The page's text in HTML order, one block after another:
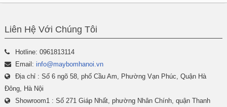
Liên Hệ Với Chúng Tôi
Hotline: 0961813114
Email: info@maybomhanoi.vn
Địa chỉ : Số 6 ngõ 58, phố Cầu Am, Phường Vạn Phúc, Quận Hà
Đông, Hà Nội
Showroom1 : Số 271 Giáp Nhất, phường Nhân Chính, quận Thanh